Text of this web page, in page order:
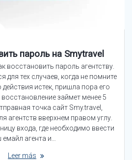
пароль на Smytravel
восстановить пароль агентству.
для тех случаев, когда не помните
истек, пришла пора его
займет менее 5
точка сайт Smy.travel,
агентств вверхнем правом углу.
входа, где необходимо ввести
агента и…
Leer más